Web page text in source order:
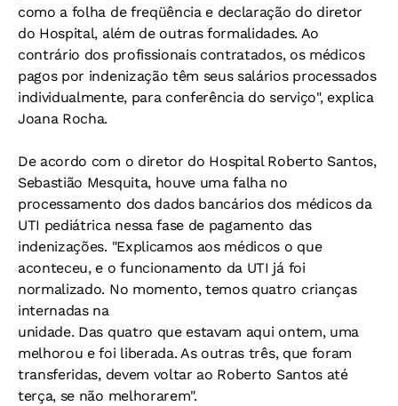
como a folha de freqüência e declaração do diretor
do Hospital, além de outras formalidades. Ao
contrário dos profissionais contratados, os médicos
pagos por indenização têm seus salários processados
individualmente, para conferência do serviço", explica
Joana Rocha.
De acordo com o diretor do Hospital Roberto Santos,
Sebastião Mesquita, houve uma falha no
processamento dos dados bancários dos médicos da
UTI pediátrica nessa fase de pagamento das
indenizações. "Explicamos aos médicos o que
aconteceu, e o funcionamento da UTI já foi
normalizado. No momento, temos quatro crianças
internadas na
unidade. Das quatro que estavam aqui ontem, uma
melhorou e foi liberada. As outras três, que foram
transferidas, devem voltar ao Roberto Santos até
terça, se não melhorarem".